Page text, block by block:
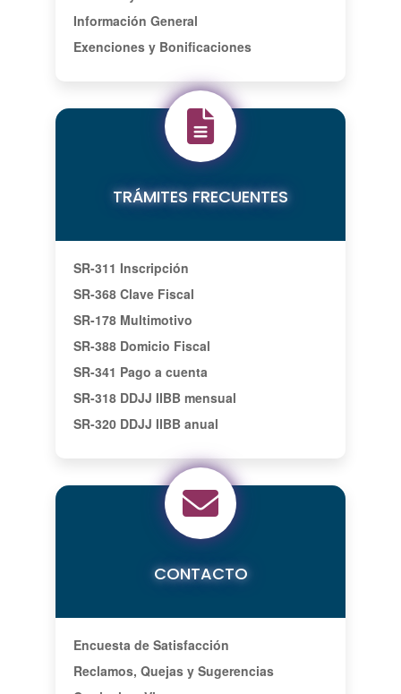
Información General
Exenciones y Bonificaciones
TRÁMITES FRECUENTES
SR-311 Inscripción
SR-368 Clave Fiscal
SR-178 Multimotivo
SR-388 Domicio Fiscal
SR-341 Pago a cuenta
SR-318 DDJJ IIBB mensual
SR-320 DDJJ IIBB anual
CONTACTO
Encuesta de Satisfacción
Reclamos, Quejas y Sugerencias